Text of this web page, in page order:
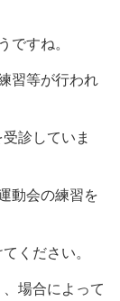
ですね。
習等が行われ
診していま
動会の練習を
ください。
場合によって